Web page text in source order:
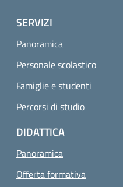
SERVIZI
Panoramica
Personale scolastico
Famiglie e studenti
Percorsi di studio
DIDATTICA
Panoramica
Offerta formativa